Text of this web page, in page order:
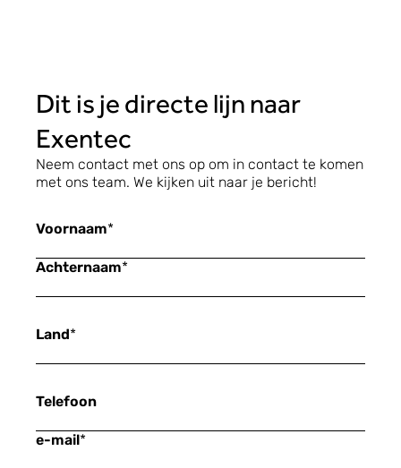
Dit is je directe lijn naar
Exentec
Neem contact met ons op om in contact te komen
met ons team. We kijken uit naar je bericht!
Voornaam*
Achternaam*
Land*
Telefoon
e-mail*